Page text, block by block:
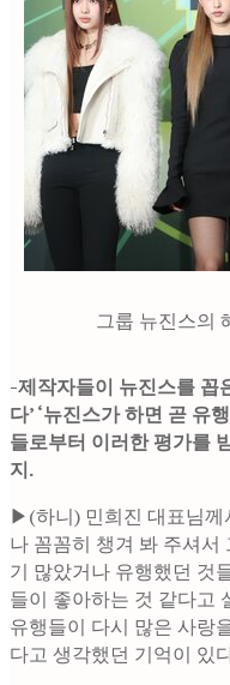
그룹 뉴진스의
-제작자들이 뉴진스를 꼽
다’ ‘뉴진스가 하면 곧 유
들로부터 이러한 평가를
지.
▶(하니) 민희진 대표님께
나 꼼꼼히 챙겨 봐 주셔서
기 많았거나 유행했던 것
들이 좋아하는 것 같다고
유행들이 다시 많은 사랑
다고 생각했던 기억이 있